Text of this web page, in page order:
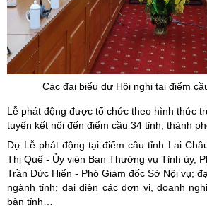
Các đại biểu dự Hội nghị tại điểm
Lễ phát động được tổ chức theo hình thức
tuyến kết nối đến điểm cầu 34 tỉnh, thành
Dự Lễ phát động tại điểm cầu tỉnh Lai
Thị Quế - Ủy viên Ban Thường vụ Tỉnh ủy,
Trần Đức Hiển - Phó Giám đốc Sở Nội vụ;
ngành tỉnh; đại diện các đơn vị, doanh
bàn tỉnh…